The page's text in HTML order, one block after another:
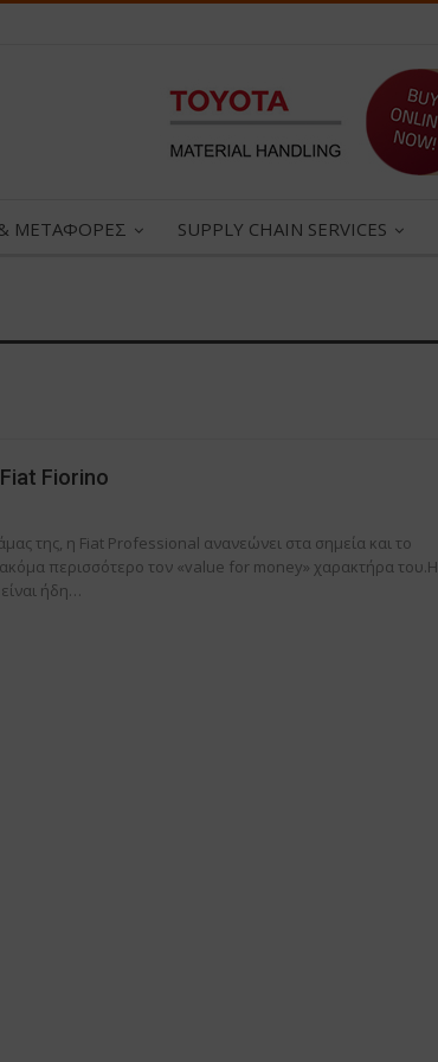
& ΜΕΤΑΦΟΡΕΣ SUPPLY CHAIN SERVICES
Fiorino
της, η Fiat Professional ανανεώνει στα σημεία και το
περισσότερο τον «value for money» χαρακτήρα του.Η
ήδη…